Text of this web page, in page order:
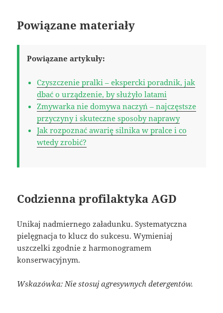
Powiązane materiały
Powiązane artykuły:
Czyszczenie pralki – ekspercki poradnik, jak
dbać o urządzenie, by służyło latami
Zmywarka nie domywa naczyń – najczęstsze
przyczyny i skuteczne sposoby naprawy
Jak rozpoznać awarię silnika w pralce i co
wtedy zrobić?
Codzienna profilaktyka AGD
Unikaj nadmiernego załadunku. Systematyczna
pielęgnacja to klucz do sukcesu. Wymieniaj
uszczelki zgodnie z harmonogramem
konserwacyjnym.
Wskazówka: Nie stosuj agresywnych detergentów.